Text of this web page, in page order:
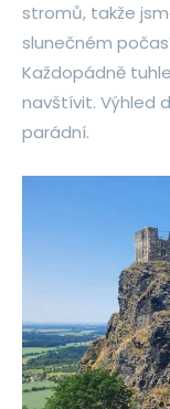
stromů, takže
slunečném
Každopádně
navštívit. Výhled
parádní.